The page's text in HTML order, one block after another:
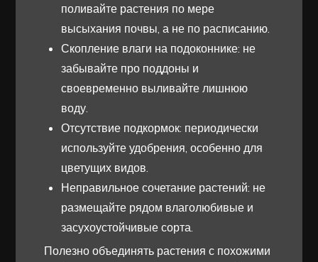
поливайте растения по мере
высыхания почвы, а не по расписанию.
Скопление влаги на подоконнике: не
забывайте про поддоны и
своевременно выливайте лишнюю
воду.
Отсутствие подкормок: периодически
используйте удобрения, особенно для
цветущих видов.
Неправильное сочетание растений: не
размещайте рядом влаголюбивые и
засухоустойчивые сорта.
Полезно объединять растения с похожими